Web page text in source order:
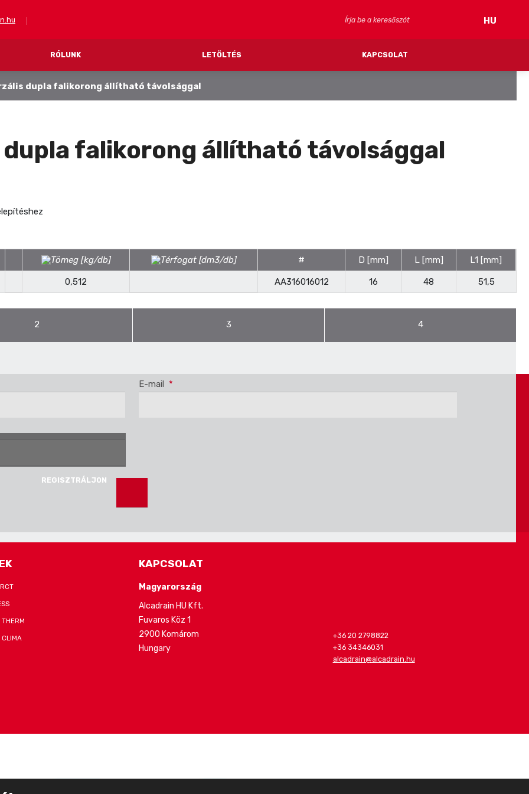
Szálláshelyek
HU
RÓLUNK LETÖLTÉS KAPCSOLAT
PRÉSELT IDOMOK ELOSZTÓK ÉS SZEKRÉNYEK ELOSZTÓK
dupla falikorong állítható távolsággal
dupla falikorong állítható távolsággal
# D [mm] L [mm] L1 [mm]
0,512 AA316016012 16 48 51,5
2 3 4
E-mail *
CLIMA
KAPCSOLAT
Magyarország
Alcadrain HU Kft.
Fuvaros Köz 1
2900 Komárom
Hungary
+36 20 2798822
+36 34346031
alcadrain@alcadrain.hu